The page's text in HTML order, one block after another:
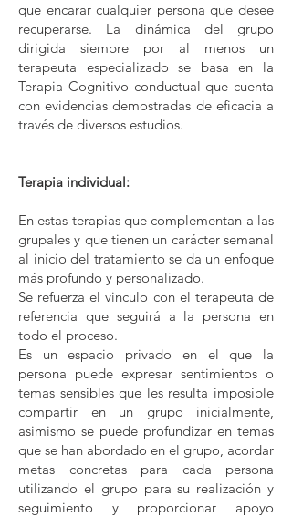
que encarar cualquier persona que desee
recuperarse. La dinámica del grupo
dirigida siempre por al menos un
terapeuta especializado se basa en la
Terapia Cognitivo conductual que cuenta
con evidencias demostradas de eficacia a
través de diversos estudios.
Terapia individual:
En estas terapias que complementan a las
grupales y que tienen un carácter semanal
al inicio del tratamiento se da un enfoque
más profundo y personalizado.
Se refuerza el vinculo con el terapeuta de
referencia que seguirá a la persona en
todo el proceso.
Es un espacio privado en el que la
persona puede expresar sentimientos o
temas sensibles que les resulta imposible
compartir en un grupo inicialmente,
asimismo se puede profundizar en temas
que se han abordado en el grupo, acordar
metas concretas para cada persona
utilizando el grupo para su realización y
seguimiento y proporcionar apoyo